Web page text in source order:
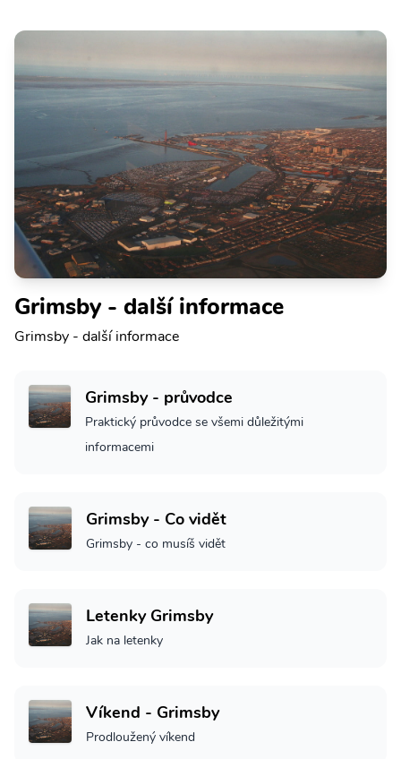
Grimsby - další informace
Grimsby - další informace
Grimsby - průvodce
Praktický průvodce se všemi důležitými
informacemi
Grimsby - Co vidět
Grimsby - co musíš vidět
Letenky Grimsby
Jak na letenky
Víkend - Grimsby
Prodloužený víkend